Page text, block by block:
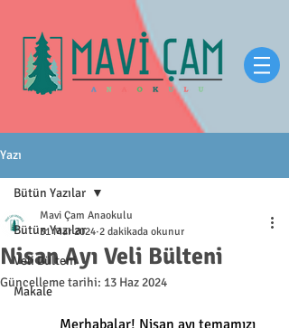
Yazı
Bütün Yazılar
Veli Bülteni
Makale
Bütün Yazılar
Nisan Ayı Veli Bülteni
Mavi Çam Anaokulu
31 Mar 2024 2 dakikada okunur
Güncelleme tarihi: 13 Haz 2024
Merhabalar! Nisan ayı temamızı